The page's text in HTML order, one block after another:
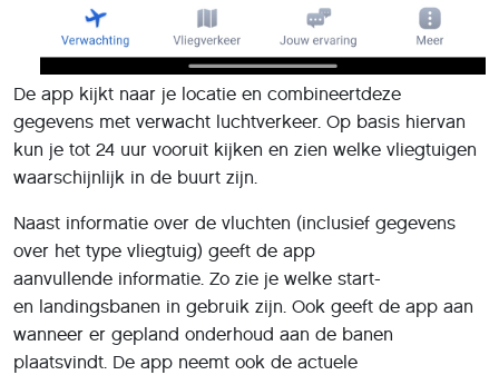
De app kijkt naar je locatie en combineertdeze
gegevens met verwacht luchtverkeer. Op basis hiervan
kun je tot 24 uur vooruit kijken en zien welke vliegtuigen
waarschijnlijk in de buurt zijn.
Naast informatie over de vluchten (inclusief gegevens
over het type vliegtuig) geeft de app
aanvullende informatie. Zo zie je welke start-
en landingsbanen in gebruik zijn. Ook geeft de app aan
wanneer er gepland onderhoud aan de banen
plaatsvindt. De app neemt ook de actuele